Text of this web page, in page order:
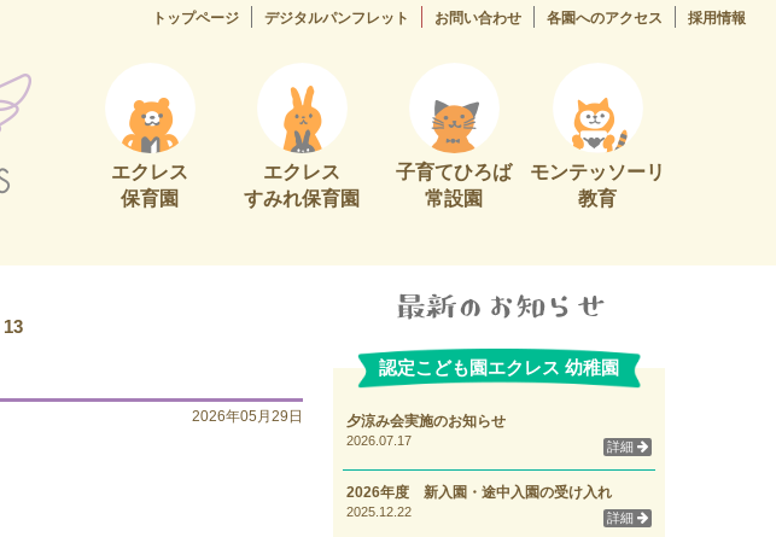
トップページ デジタルパンフレット お問い合わせ 各園へのアクセス 採用情報
エクレス
保育園
エクレス
すみれ保育園
子育てひろば
常設園
モンテッソーリ
教育
13
2026年05月29日
認定こども園エクレス 幼稚園
夕涼み会実施のお知らせ
2026.07.17 詳細
2026年度 新入園・途中入園の受け入れ
2025.12.22 詳細